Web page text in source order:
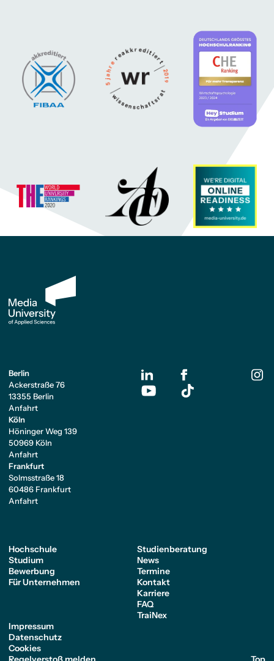
Berlin
Ackerstraße 76
13355 Berlin
Anfahrt
Köln
Höninger Weg 139
50969 Köln
Anfahrt
Frankfurt
Solmsstraße 18
60486 Frankfurt
Anfahrt
Hochschule
Studium
Bewerbung
Für Unternehmen
Studienberatung
News
Termine
Kontakt
Karriere
FAQ
TraiNex
Impressum
Datenschutz
Cookies